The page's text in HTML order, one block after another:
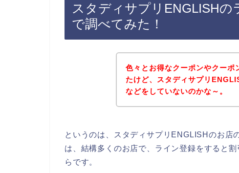
スタディサプリENGLISH
で調べてみた！
色々とお得なクーポンやクーポ
たけど、スタディサプリ
などをしていないのかな～。
というのは、スタディサプリENGLISHのお店
は、結構多くのお店で、ライン登録をすると
らです。